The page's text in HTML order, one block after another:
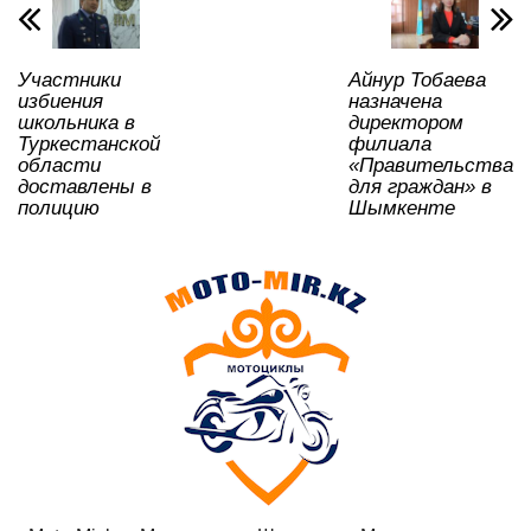
p
p
o
o
k
и
ть
Участники
избиения
школьника в
Туркестанской
области
доставлены в
полицию
Айнур Тобаева
назначена
директором
филиала
«Правительства
для граждан» в
Шымкенте